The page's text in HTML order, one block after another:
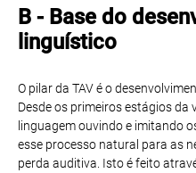
B - Base do
linguístico
O pilar da TAV é o
Desde os primeiros estágios da
linguagem ouvindo e imitando
esse processo natural para as
perda auditiva. Isto é feito